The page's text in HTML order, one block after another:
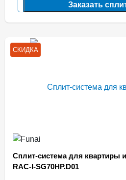
Заказать
СКИДКА
Сплит-система для квартиры
RAC-I-SG70HP.D01